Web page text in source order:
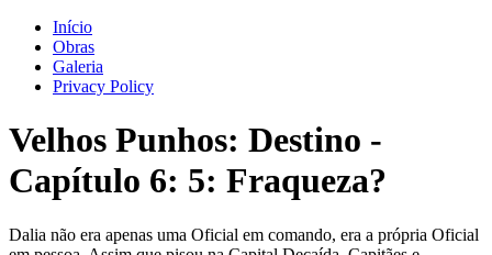
Início
Obras
Galeria
Privacy Policy
Velhos Punhos: Destino -
Capítulo 6: 5: Fraqueza?
Dalia não era apenas uma Oficial em comando, era a própria Oficial